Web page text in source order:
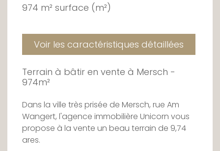
974 m² surface (m²)
Voir les caractéristiques détaillées
Terrain à bâtir en vente à Mersch -
974m²
Dans la ville très prisée de Mersch, rue Am
Wangert, l'agence immobilière Unicorn vous
propose à la vente un beau terrain de 9,74
ares.